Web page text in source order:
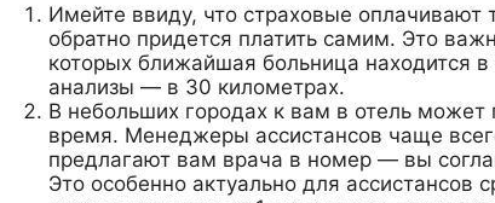
Имейте ввиду, что страховые оплачивают
обратно придется платить самим. Это
которых ближайшая больница находится
анализы — в 30 километрах.
В небольших городах к вам в отель может
время. Менеджеры ассистансов чаще
предлагают вам врача в номер — вы
Это особенно актуально для ассистансов